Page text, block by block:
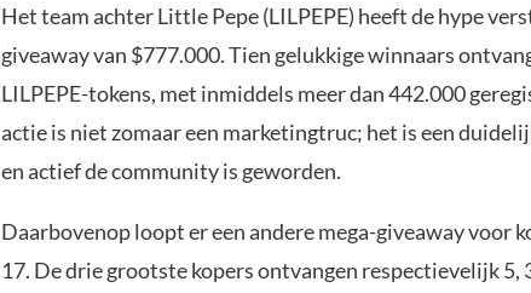
Het team achter Little Pepe (LILPEPE) heeft de hype
giveaway van $777.000. Tien gelukkige winnaars
LILPEPE-tokens, met inmiddels meer dan 442.000
actie is niet zomaar een marketingtruc; het is een
en actief de community is geworden.
Daarbovenop loopt er een andere mega-giveaway voor
17. De drie grootste kopers ontvangen respectievelijk 5,